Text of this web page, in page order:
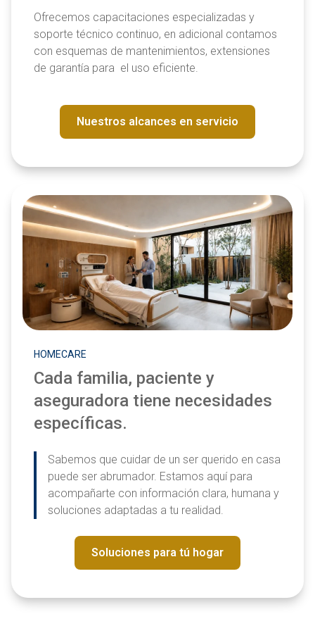
Ofrecemos capacitaciones especializadas y
soporte técnico continuo, en adicional contamos
con esquemas de mantenimientos, extensiones
de garantía para el uso eficiente.
Nuestros alcances en servicio
HOMECARE
Cada familia, paciente y
aseguradora tiene necesidades
específicas.
Sabemos que cuidar de un ser querido en casa
puede ser abrumador. Estamos aquí para
acompañarte con información clara, humana y
soluciones adaptadas a tu realidad.
Soluciones para tú hogar